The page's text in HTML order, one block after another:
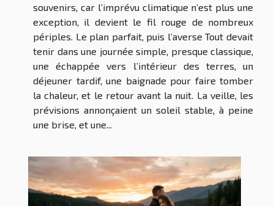
souvenirs, car l’imprévu climatique n’est plus une
exception, il devient le fil rouge de nombreux
périples. Le plan parfait, puis l’averse Tout devait
tenir dans une journée simple, presque classique,
une échappée vers l’intérieur des terres, un
déjeuner tardif, une baignade pour faire tomber
la chaleur, et le retour avant la nuit. La veille, les
prévisions annonçaient un soleil stable, à peine
une brise, et une...